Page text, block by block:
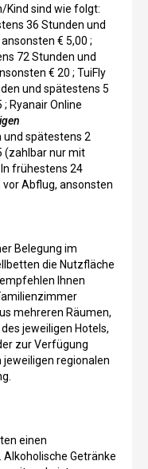
Kind sind wie folgt:
36 Stunden und
€ 5,00 ;
72 Stunden und
€ 20 ; TuiFly
und spätestens 5
Ryanair Online
spätestens 2
(zahlbar nur mit
frühestens 24
Abflug, ansonsten
Belegung im
die Nutzfläche
Ihnen
mehreren Räumen,
jeweiligen Hotels,
zur Verfügung
regionalen
einen
Getränke